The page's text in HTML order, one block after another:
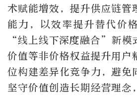
术赋能增效，提升供应链管
能力，以效率提升替代价
“线上线下深度融合”新模
价值等非价格权益提升用户
位构建差异化竞争力，避免
坚守价值创造长期经营理念